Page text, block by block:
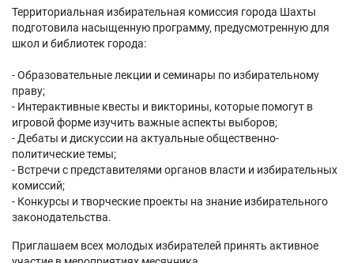
Территориальная избирательная комиссия города Шахты
подготовила насыщенную программу, предусмотренную для
школ и библиотек города:
- Образовательные лекции и семинары по избирательному
праву;
- Интерактивные квесты и викторины, которые помогут в
игровой форме изучить важные аспекты выборов;
- Дебаты и дискуссии на актуальные общественно-
политические темы;
- Встречи с представителями органов власти и избирательных
комиссий;
- Конкурсы и творческие проекты на знание избирательного
законодательства.
Приглашаем всех молодых избирателей принять активное